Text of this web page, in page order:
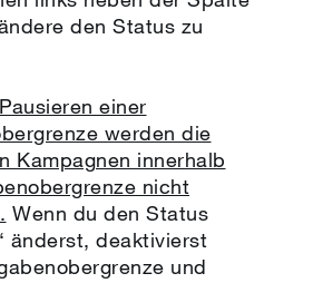
den Status zu
einer
werden die
Kampagnen innerhalb
nicht
Wenn du den Status
änderst, deaktivierst
und